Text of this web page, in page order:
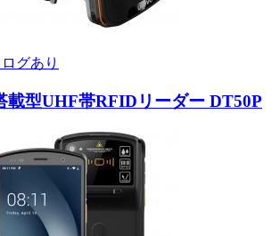
載型UHF帯RFIDリーダー DT50P